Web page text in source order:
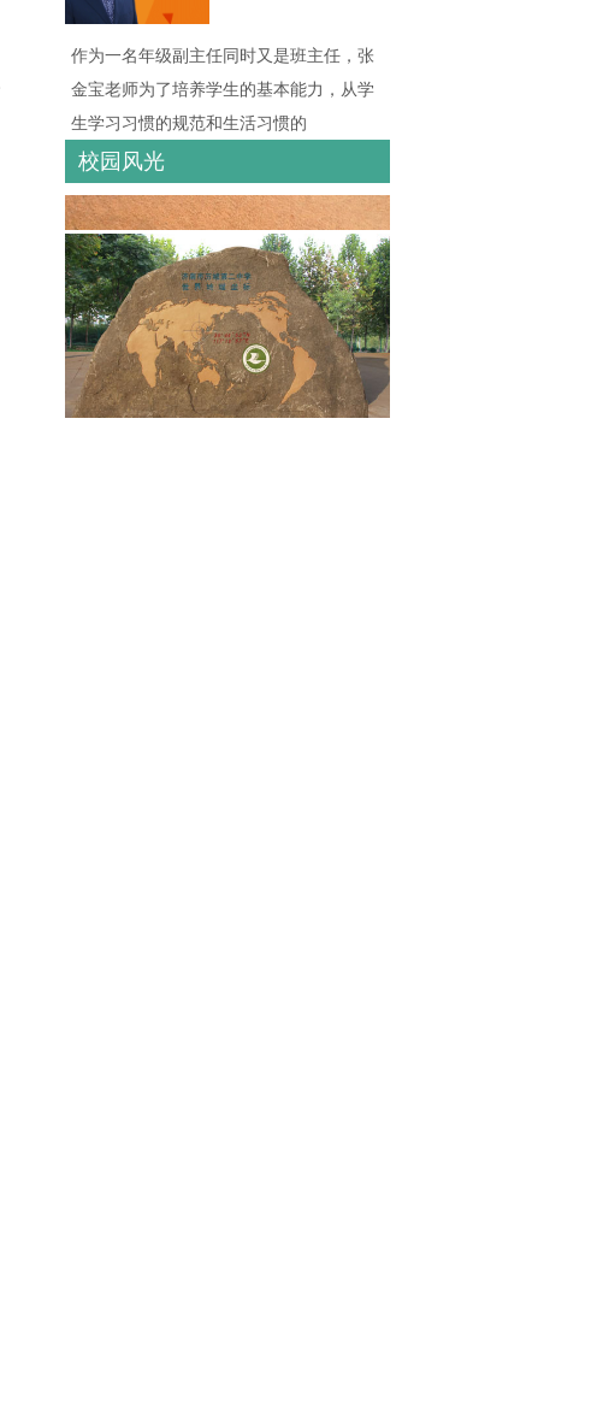
作为一名年级副主任同时又是班主任，张
金宝老师为了培养学生的基本能力，从学
生学习习惯的规范和生活习惯的
校园风光